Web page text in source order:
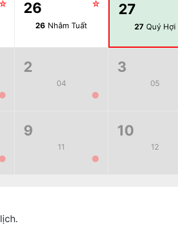
26 ☆
26 Nhâm Tuất
27
27 Quý Hợi
2
04
●
3
05
9
11
●
10
12